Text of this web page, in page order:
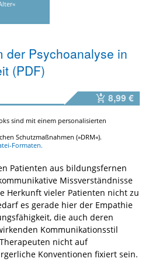
der Psychoanalyse in
(PDF)
8,99 €
sind mit einem personalisierten
Schutzmaßnahmen (»DRM«).
Formaten.
Patienten aus bildungsfernen
Missverständnisse
Herkunft vieler Patienten nicht zu
es gerade hier der Empathie
die auch deren
Kommunikationsstil
nicht auf
Konventionen fixiert sein.